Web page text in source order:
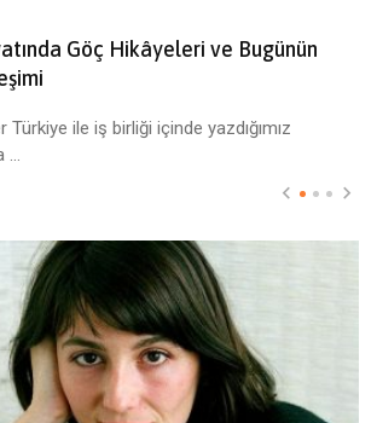
Göç Hikâyeleri ve Bugünün
ile iş birliği içinde yazdığımız
...